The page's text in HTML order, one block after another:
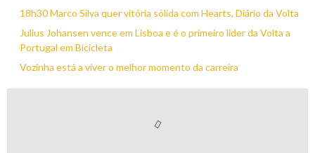
18h30 Marco Silva quer vitória sólida com Hearts, Diário da Volta
Julius Johansen vence em Lisboa e é o primeiro líder da Volta a
Portugal em Bicicleta
Vozinha está a viver o melhor momento da carreira